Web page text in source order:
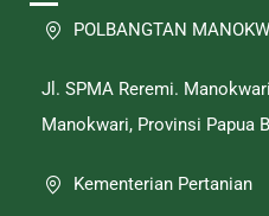
POLBANGTAN
Jl. SPMA Reremi.
Manokwari, Provinsi Papua
Kementerian Pertanian